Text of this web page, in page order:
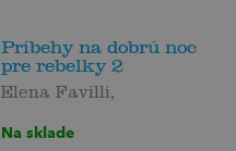
Príbehy na dobrú noc
pre rebelky 2
Elena Favilli,
Na sklade